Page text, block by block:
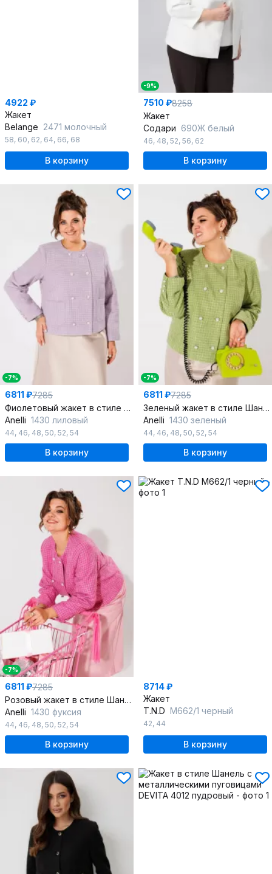
4922 ₽
Жакет
Belange 2471 молочный
58, 60, 62, 64, 66, 68
В корзину
-9%
7510 ₽8258
Жакет
Содари 690Ж белый
46, 48, 52, 56, 62
В корзину
-7%
6811 ₽7285
Фиолетовый жакет в стиле Шанель из текстиля
Anelli 1430 лиловый
44, 46, 48, 50, 52, 54
В корзину
-7%
6811 ₽7285
Зеленый жакет в стиле Шанель из текстиля
Anelli 1430 зеленый
44, 46, 48, 50, 52, 54
В корзину
-7%
6811 ₽7285
Розовый жакет в стиле Шанель с классическим принтом
Anelli 1430 фуксия
44, 46, 48, 50, 52, 54
В корзину
8714 ₽
Жакет
T.N.D М662/1 черный
42, 44
В корзину